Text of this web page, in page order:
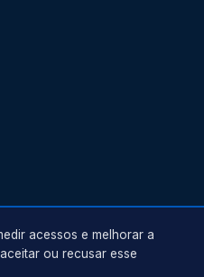
acessos e melhorar a
ou recusar esse